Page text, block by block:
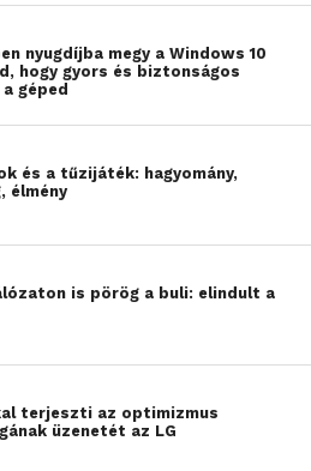
valamint megrendelhetik
televíziós piac egyik
is. A szolgáltató a
növelő digitális
közös ajánlatban minden
lehet Telenor Hipernet
nyugdíjba megy a Windows 10
hogy gyors és biztonságos
géped
és a tűzijáték: hagyomány,
élmény
is pörög a buli: elindult a
terjeszti az optimizmus
üzenetét az LG